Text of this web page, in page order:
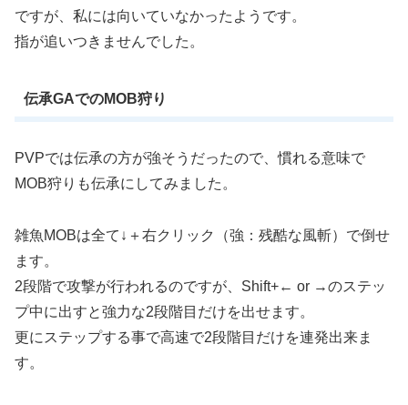
ですが、私には向いていなかったようです。
指が追いつきませんでした。
伝承GAでのMOB狩り
PVPでは伝承の方が強そうだったので、慣れる意味で
MOB狩りも伝承にしてみました。
雑魚MOBは全て↓＋右クリック（強：残酷な風斬）で倒せ
ます。
2段階で攻撃が行われるのですが、Shift+← or →のステッ
プ中に出すと強力な2段階目だけを出せます。
更にステップする事で高速で2段階目だけを連発出来ま
す。